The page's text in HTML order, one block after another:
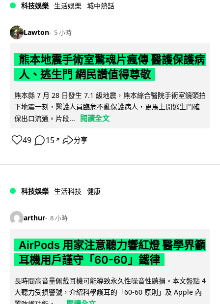
科技娛樂 生活娛樂 城中熱話
Lawton 5 小時
熊本地震手術室驚魂片瘋傳 醫護保護病
人、逃生門 網民讚值得尊敬
熊本縣 7 月 28 日發生 7.1 級地震，熊本綜合醫院手術室鏡頭拍
下地震一刻，醫護人員臨危不亂保護病人，更馬上開逃生門確
保出口流通。片段...
閱讀全文
49 15 ↗ 分享
科技娛樂 生活科技 健康
arthur 8 小時
AirPods 用家注意聽力響紅燈 醫學界籲
耳機用戶謹守「60-60」鐵律
長時間高音量佩戴耳機可能導致永久性噪音性聽損。本文盤點 4
大聽力受損警號，介紹科學護耳的「60-60 原則」及 Apple 內